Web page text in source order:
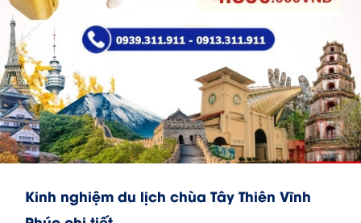
Kinh nghiệm du lịch chùa Tây Thiên Vĩnh